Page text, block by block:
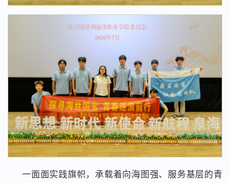
一面面实践旗帜，承载着向海图强、服务基层的青